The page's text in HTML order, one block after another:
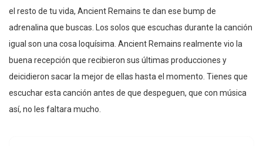
el resto de tu vida, Ancient Remains te dan ese bump de
adrenalina que buscas. Los solos que escuchas durante la canción
igual son una cosa loquísima. Ancient Remains realmente vio la
buena recepción que recibieron sus últimas producciones y
deicidieron sacar la mejor de ellas hasta el momento. Tienes que
escuchar esta canción antes de que despeguen, que con música
así, no les faltara mucho.